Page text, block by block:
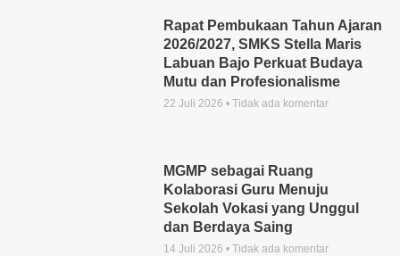
Rapat Pembukaan Tahun Ajaran
2026/2027, SMKS Stella Maris
Labuan Bajo Perkuat Budaya
Mutu dan Profesionalisme
22 Juli 2026 Tidak ada komentar
MGMP sebagai Ruang
Kolaborasi Guru Menuju
Sekolah Vokasi yang Unggul
dan Berdaya Saing
14 Juli 2026 Tidak ada komentar